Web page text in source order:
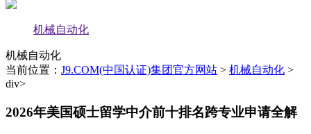
机械自动化
机械自动化
当前位置： J9.COM(中国认证)集团官方网站 > 机械自动化 >
div>
2026年美国硕士留学中介前十排名跨专业申请全解